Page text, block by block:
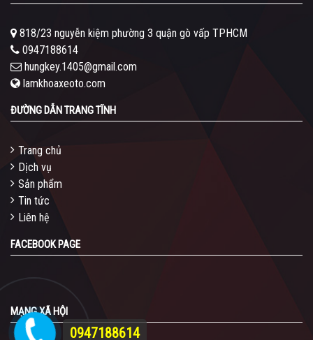
818/23 nguyễn kiệm phường 3 quận gò vấp TPHCM
0947188614
hungkey.1405@gmail.com
lamkhoaxeoto.com
ĐƯỜNG DẪN TRANG TĨNH
Trang chủ
Dịch vụ
Sản phẩm
Tin tức
Liên hệ
FACEBOOK PAGE
MẠNG XÃ HỘI
0947188614